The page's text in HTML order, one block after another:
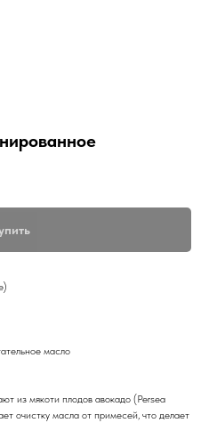
масло
из мякоти плодов авокадо (Persea
очистку масла от примесей, что делает